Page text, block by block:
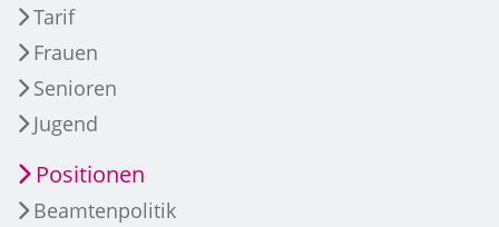
Tarif
Frauen
Senioren
Jugend
Positionen
Beamtenpolitik